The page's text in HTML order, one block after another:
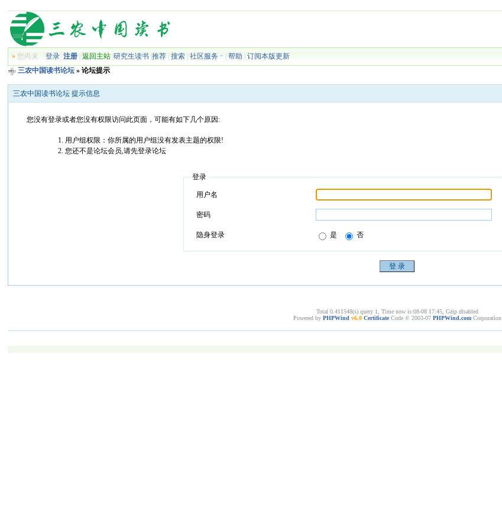
» 您尚未登录 注册 |返回主站 |研究生读书 |推荐 |搜索 |社区服务 |帮助 |订阅本版更新
三农中国读书论坛 » 论坛提示
三农中国读书论坛 提示信息
您没有登录或者您没有权限访问此页面，可能有如下几个原因:
用户组权限：你所属的用户组没有发表主题的权限!
您还不是论坛会员,请先登录论坛
登录
用户名
密码
隐身登录 是 否
Total 0.411548(s) query 1, Time now is:08-08 17:45, Gzip disabled
Powered by PHPWind v6.0 Certificate Code © 2003-07 PHPWind.com Corporation